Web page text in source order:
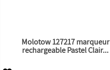
Molotow 127217 marqueur
rechargeable Pastel Clair...